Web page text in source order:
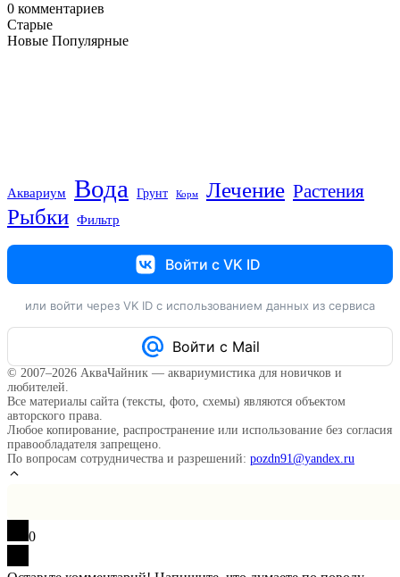
0 комментариев
Старые
Новые Популярные
Аквариум Вода Грунт Корм Лечение Растения
Рыбки Фильтр
Войти с VK ID
или войти через VK ID с использованием данных из сервиса
Войти с Mail
© 2007–2026 АкваЧайник — аквариумистика для новичков и
любителей.
Все материалы сайта (тексты, фото, схемы) являются объектом
авторского права.
Любое копирование, распространение или использование без согласия
правообладателя запрещено.
По вопросам сотрудничества и разрешений: pozdn91@yandex.ru
0